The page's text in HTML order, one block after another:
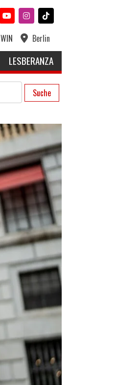
WIN Berlin
LESBERANZA